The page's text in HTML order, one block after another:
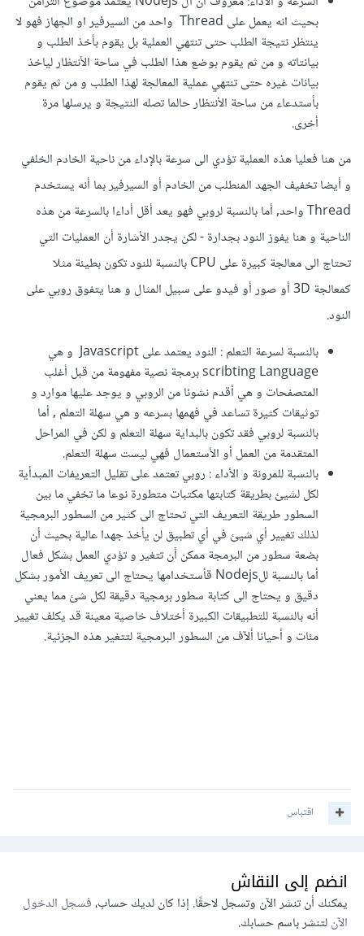
بحيث انه يعمل على Thread واحد من السيرفير او الجهاز فهو لا
ينتظر نتيجة الطلب حتى تنتهي العملية بل يقوم بأخذ الطلب و
بيانتاته و من ثم يقوم بوضع هذا الطلب في ساحة الأنتظار لياخذ
بيانات غيره حتى تنتهي عملية المعالجة لهذا الطلب و من ثم يقوم
بأستدعاء من ساحة الأنتظار حالما تصله النتيجة و يرسلها مرة
أخرى.
من هنا فعليا هذه العملية تؤدي الى سرعة بالإداء من ناحية الخادم الخلفي
و أيضا تخفيف الجهد المنطلب من الخادم أو السيرفير بما أنه يستخدم
Thread واحد, أما بالنسبة لروبي فهو يعد أقل أداءا بالسرعة من هذه
الناحية و هنا يفوز النود بجدارة - لكن يجدر الأشارة أن العمليات التي
تحتاج الى معالجة كبيرة على CPU بالنسبة للنود تكون بطيئة مثلا
كمعالجة 3D أو صور أو فيدو على سبيل المثال و هنا يتفوق روبي على
النود.
بالنسبة لسرعة التعلم : النود يعتمد على Javascript و هي
scribting Language برمجة نصية مفهومة من قبل أغلب
المتصفحات و هي أقدم نشوئا من الروبي و يوجد عليها موارد و
توثيقات كثيرة تساعد في فهمها بسرعه و هي سهلة التعلم , أما
بالنسبة لروبي فقد تكون بالبداية سهلة التعلم و لكن في المراحل
المتقدمة من العمل أو الأستعمال فهي ليست سهلة التعلم.
بالنسبة للمرونة و الأداء : روبي تعتمد على تقليل التعريفات المبدأية
لكل لشيئ بطريقة كتابتها مكتبات متطورة نوعا ما تخفي ما بين
السطور طريقة التعريف التي تحتاج الى كثير من السطور البرمجية
لذلك تغيير أي شيئ في أي تطبيق لن يأخذ جهدا عالية بحيث أن
بضعة سطور من البرمجة ممكن أن تتغير و تؤدي العمل بشكل فعال
أما بالنسبة للNodejs قأستخدامها يحتاج الى تعريف الأمور بشكل
دقيق و يحتاج الى كتابة سطور برمجية دقيقة لكل شئ مما يعني
أنه بالنسبة للتطبيقات الكبيرة أختلاف خاصية معينة قد يكلف تغيير
مئات و أحيانا ألآف من السطور البرمجية لتتغير هذه الجزئية.
اقتباس
انضم إلى النقاش
يمكنك أن تنشر الآن وتسجل لاحقًا. إذا كان لديك حساب،فسجل الدخول
الآنلتنشر باسم حسابك.